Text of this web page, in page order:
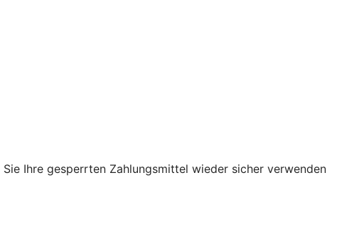
Ihre gesperrten Zahlungsmittel wieder sicher verwenden